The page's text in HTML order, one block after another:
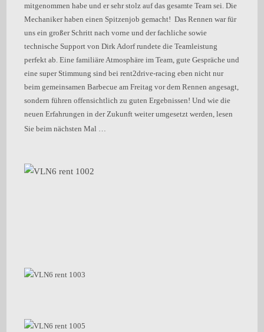
mitgenommen habe und er sehr stolz auf das gesamte Team sei. Die
Mechaniker haben einen Spitzenjob gemacht! Das Rennen war für
uns ein großer Schritt nach vorne und der fachliche sowie
technische Support von Dirk Adorf rundete die Teamleistung
perfekt ab. Eine familiäre Atmosphäre im Team, gute Gespräche und
eine super Stimmung sind bei rent2drive-racing eben nicht nur
beim gemeinsamen Barbecue am Freitag vor dem Rennen angesagt,
sondern führen offensichtlich zu guten Ergebnissen! Und wie die
neuen Erfahrungen in der Zukunft weiter umgesetzt werden, lesen
Sie beim nächsten Mal …